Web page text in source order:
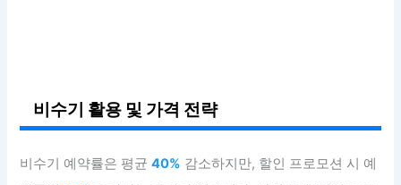
비수기 활용 및 가격 전략
비수기 예약률은 평균40% 감소하지만, 할인 프로모션 시 예